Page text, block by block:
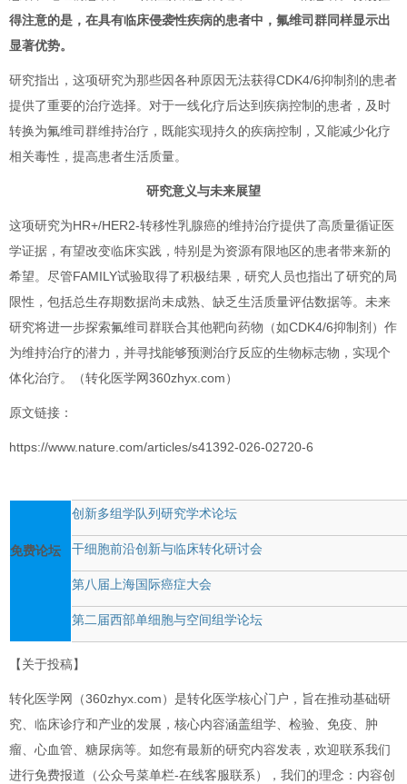
得注意的是，在具有临床侵袭性疾病的患者中，氟维司群同样显示出
显著优势。
研究指出，这项研究为那些因各种原因无法获得CDK4/6抑制剂的患者
提供了重要的治疗选择。对于一线化疗后达到疾病控制的患者，及时
转换为氟维司群维持治疗，既能实现持久的疾病控制，又能减少化疗
相关毒性，提高患者生活质量。
研究意义与未来展望
这项研究为HR+/HER2-转移性乳腺癌的维持治疗提供了高质量循证医
学证据，有望改变临床实践，特别是为资源有限地区的患者带来新的
希望。尽管FAMILY试验取得了积极结果，研究人员也指出了研究的局
限性，包括总生存期数据尚未成熟、缺乏生活质量评估数据等。未来
研究将进一步探索氟维司群联合其他靶向药物（如CDK4/6抑制剂）作
为维持治疗的潜力，并寻找能够预测治疗反应的生物标志物，实现个
体化治疗。（转化医学网360zhyx.com）
原文链接：
https://www.nature.com/articles/s41392-026-02720-6
免费论坛
创新多组学队列研究学术论坛
干细胞前沿创新与临床转化研讨会
第八届上海国际癌症大会
第二届西部单细胞与空间组学论坛
【关于投稿】
转化医学网（360zhyx.com）是转化医学核心门户，旨在推动基础研
究、临床诊疗和产业的发展，核心内容涵盖组学、检验、免疫、肿
瘤、心血管、糖尿病等。如您有最新的研究内容发表，欢迎联系我们
进行免费报道（公众号菜单栏-在线客服联系），我们的理念：内容创